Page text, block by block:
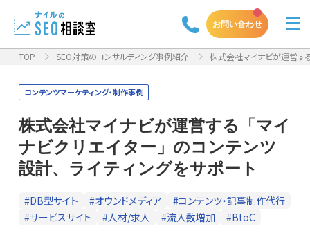
お問い合わせ
TOP SEO対策のコンサルティング事例紹介 株式会社マイナビが運営する
コンテンツマーケティング・制作事例
株式会社マイナビが運営する「マイ
ナビクリエイター」のコンテンツ
設計、ライティングをサポート
#DB型サイト #オウンドメディア
#コンテンツ・記事制作代行
#サービスサイト
#人材/求人 #流入数増加
#BtoC